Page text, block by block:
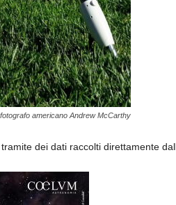
americano Andrew McCarthy
dei dati raccolti direttamente